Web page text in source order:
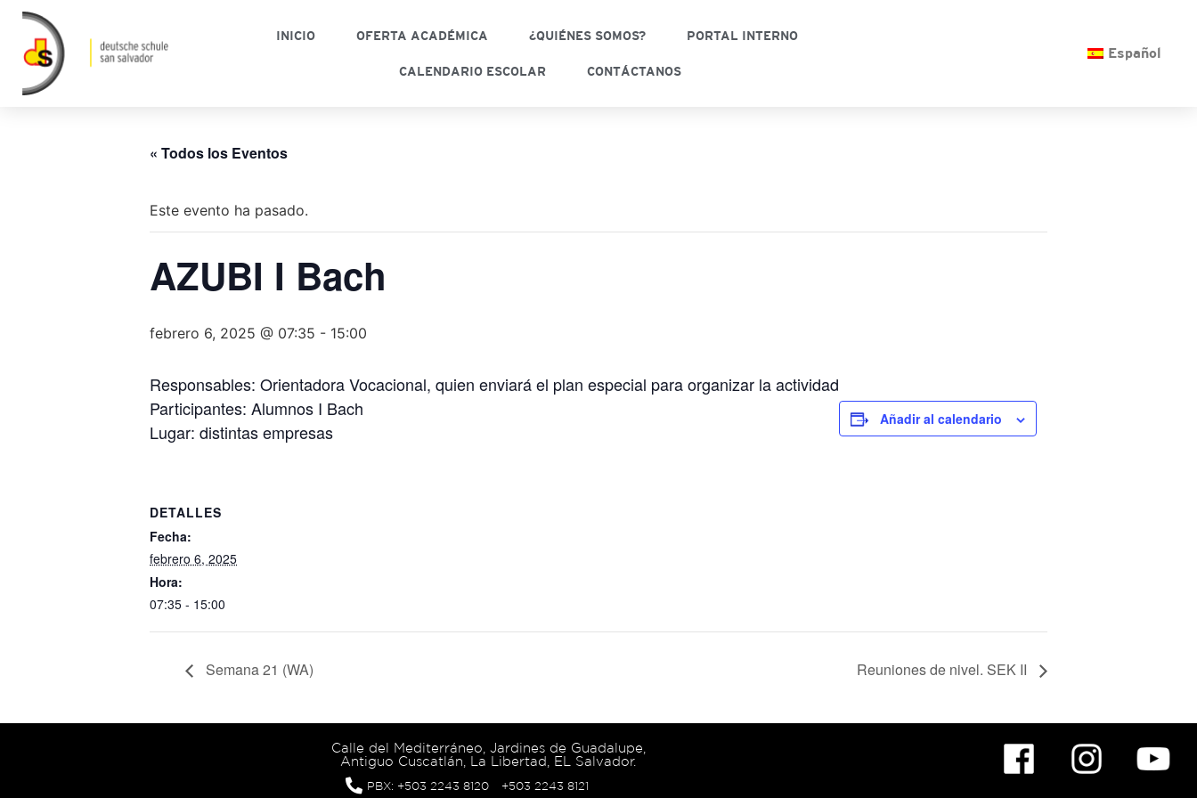
INICIO OFERTA ACADÉMICA ¿QUIÉNES SOMOS? PORTAL INTERNO
CALENDARIO ESCOLAR CONTÁCTANOS
Español
« Todos los Eventos
Este evento ha pasado.
AZUBI I Bach
febrero 6, 2025 @ 07:35 - 15:00
Responsables: Orientadora Vocacional, quien enviará el plan especial para organizar la actividad
Participantes: Alumnos I Bach
Lugar: distintas empresas
Añadir al calendario
DETALLES
Fecha:
febrero 6, 2025
Hora:
07:35 - 15:00
Semana 21 (WA) Reuniones de nivel. SEK II
Calle del Mediterráneo, Jardines de Guadalupe,
Antiguo Cuscatlán, La Libertad, EL Salvador.
PBX: +503 2243 8120 +503 2243 8121